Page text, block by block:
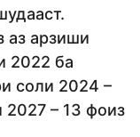
аз арзиши
2022 ба
соли 2024 –
2027 – 13 фоиз